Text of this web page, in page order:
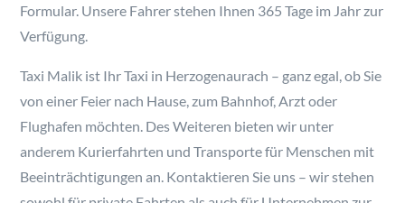
Formular. Unsere Fahrer stehen Ihnen 365 Tage im Jahr zur
Verfügung.
Taxi Malik ist Ihr Taxi in Herzogenaurach – ganz egal, ob Sie
von einer Feier nach Hause, zum Bahnhof, Arzt oder
Flughafen möchten. Des Weiteren bieten wir unter
anderem Kurierfahrten und Transporte für Menschen mit
Beeinträchtigungen an. Kontaktieren Sie uns – wir stehen